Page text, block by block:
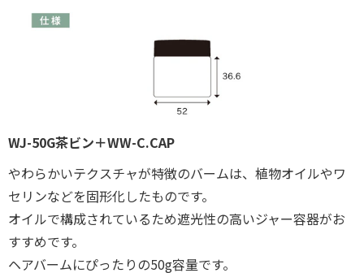
WJ-50G茶ビン＋WW-C.CAP
やわらかいテクスチャが特徴のバームは、植物オイルやワ
セリンなどを固形化したものです。
オイルで構成されているため遮光性の高いジャー容器がお
すすめです。
ヘアバームにぴったりの50g容量です。